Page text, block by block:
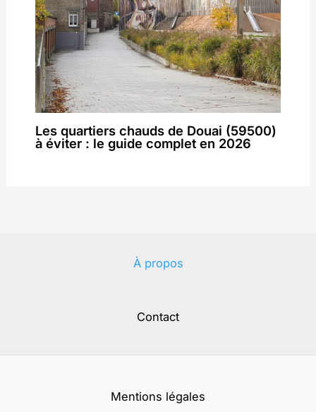
Les quartiers chauds de Douai (59500)
à éviter : le guide complet en 2026
À propos
Contact
Mentions légales